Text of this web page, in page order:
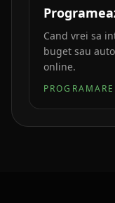
Cand vrei sa
buget sau
online.
PROGRAMARE